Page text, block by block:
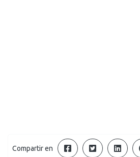
Compartir en